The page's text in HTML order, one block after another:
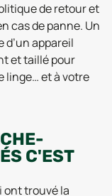
de retour et
cas de panne. Un
d’un appareil
et taillé pour
linge… et à votre
C'EST
ont trouvé la